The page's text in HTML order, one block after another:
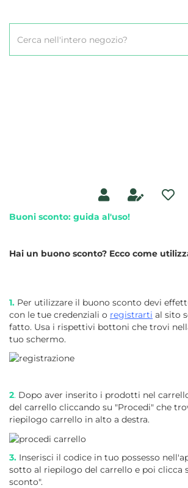
principale
Prodotto
Buoni sconto: guida al'uso!
Hai un buono sconto? Ecco come
1. Per utilizzare il buono sconto devi
con le tue credenziali o registrarti al sito
fatto. Usa i rispettivi bottoni che trovi
tuo schermo.
2. Dopo aver inserito i prodotti nel
del carrello cliccando su "Procedi" che
riepilogo carrello in alto a destra.
3. Inserisci il codice in tuo possesso
sotto al riepilogo del carrello e poi clicca
sconto".